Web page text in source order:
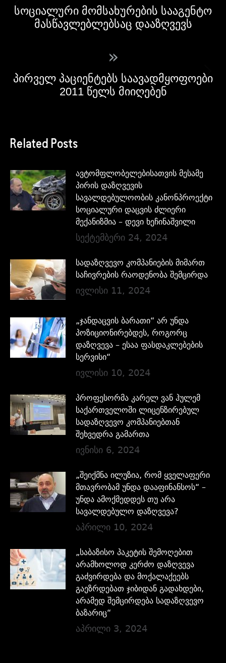
სოციალური მომსახურების სააგენტო
მასწავლებლებსაც დააზღვევს
»
პირველ პაციენტებს საავადმყოფოები
2011 წელს მიიღებენ
Related Posts
ავტომფლობელებისათვის მესამე
პირის დაზღვევის
სავალდებულოობის კანონპროექტი
სოციალური დაცვის ძლიერი
მექანიზმია – დევი ხეჩინაშვილი
სექტემბერი 24, 2024
სადაზღვევო კომპანიების მიმართ
საჩივრების რაოდენობა შემცირდა
ივლისი 11, 2024
„ჯანდაცვის ბარათი“ არ უნდა
პოზიციონირებდეს, როგორც
დაზღვევა – ესაა ფასდაკლებების
სერვისი“
ივლისი 10, 2024
პროფესორმა კარელ ვან ჰულემ
საქართველოში ლიცენზირებულ
სადაზღვევო კომპანიებთან
შეხვედრა გამართა
ივნისი 6, 2024
„შეიქმნა ილუზია, რომ ყველაფერი
მთავრობამ უნდა დააფინანსოს“ –
უნდა ამოქმედდეს თუ არა
სავალდებულო დაზღვევა?
აპრილი 10, 2024
„საბაზისო პაკეტის შემოღებით
არამხოლოდ კერძო დაზღვევა
გაძვირდება და მოქალაქეებს
გაეზრდებათ ჯიბიდან გადახდები,
არამედ შემცირდება სადაზღვევო
ბაზარიც“
აპრილი 3, 2024